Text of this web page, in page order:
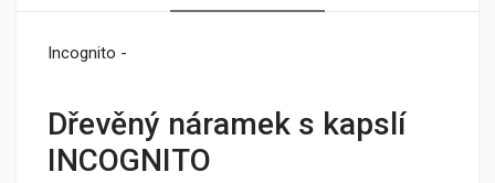
Incognito -
Dřevěný náramek s kapslí
INCOGNITO